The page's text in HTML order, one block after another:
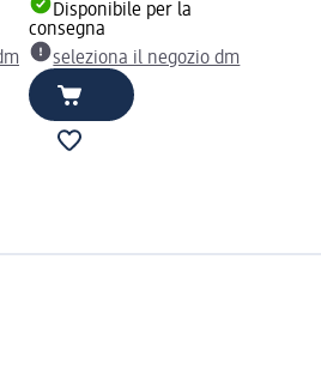
Disponibile per la
consegna
seleziona il negozio dm